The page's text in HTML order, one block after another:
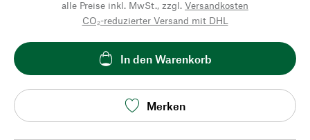
alle Preise inkl. MwSt., zzgl. Versandkosten
CO₂-reduzierter Versand mit DHL
In den Warenkorb
Merken